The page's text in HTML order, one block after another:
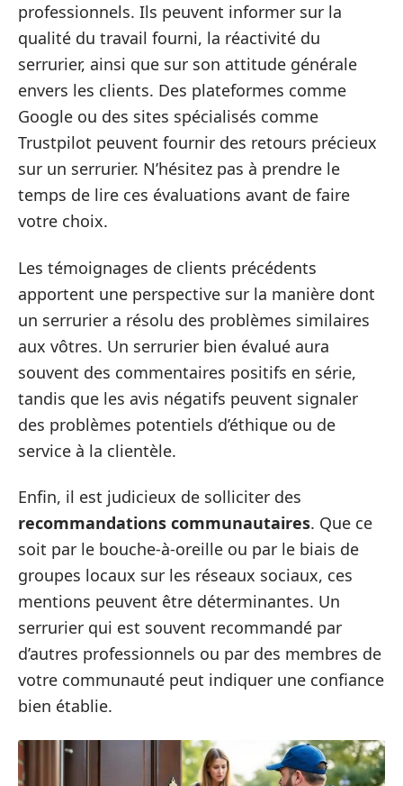
professionnels. Ils peuvent informer sur la
qualité du travail fourni, la réactivité du
serrurier, ainsi que sur son attitude générale
envers les clients. Des plateformes comme
Google ou des sites spécialisés comme
Trustpilot peuvent fournir des retours précieux
sur un serrurier. N’hésitez pas à prendre le
temps de lire ces évaluations avant de faire
votre choix.
Les témoignages de clients précédents
apportent une perspective sur la manière dont
un serrurier a résolu des problèmes similaires
aux vôtres. Un serrurier bien évalué aura
souvent des commentaires positifs en série,
tandis que les avis négatifs peuvent signaler
des problèmes potentiels d’éthique ou de
service à la clientèle.
Enfin, il est judicieux de solliciter des
recommandations communautaires. Que ce
soit par le bouche-à-oreille ou par le biais de
groupes locaux sur les réseaux sociaux, ces
mentions peuvent être déterminantes. Un
serrurier qui est souvent recommandé par
d’autres professionnels ou par des membres de
votre communauté peut indiquer une confiance
bien établie.